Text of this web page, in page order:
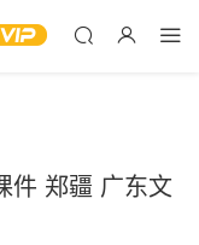
件 郑疆 广东文